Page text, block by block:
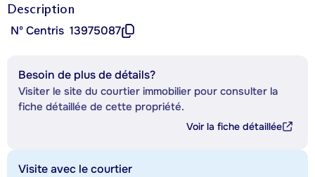
Description
Nº Centris 13975087
Besoin de plus de détails?
Visiter le site du courtier immobilier pour consulter la
fiche détaillée de cette propriété.
Voir la fiche détaillée
Visite avec le courtier